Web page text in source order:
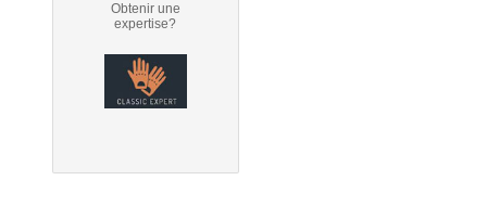
Obtenir une
expertise?